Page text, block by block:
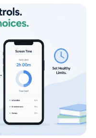
oder online Ku
Zeitpunkt, Dauer und
hilfe , optimale Aktivi
zu gestalten. Er
für die Bildschi
vor